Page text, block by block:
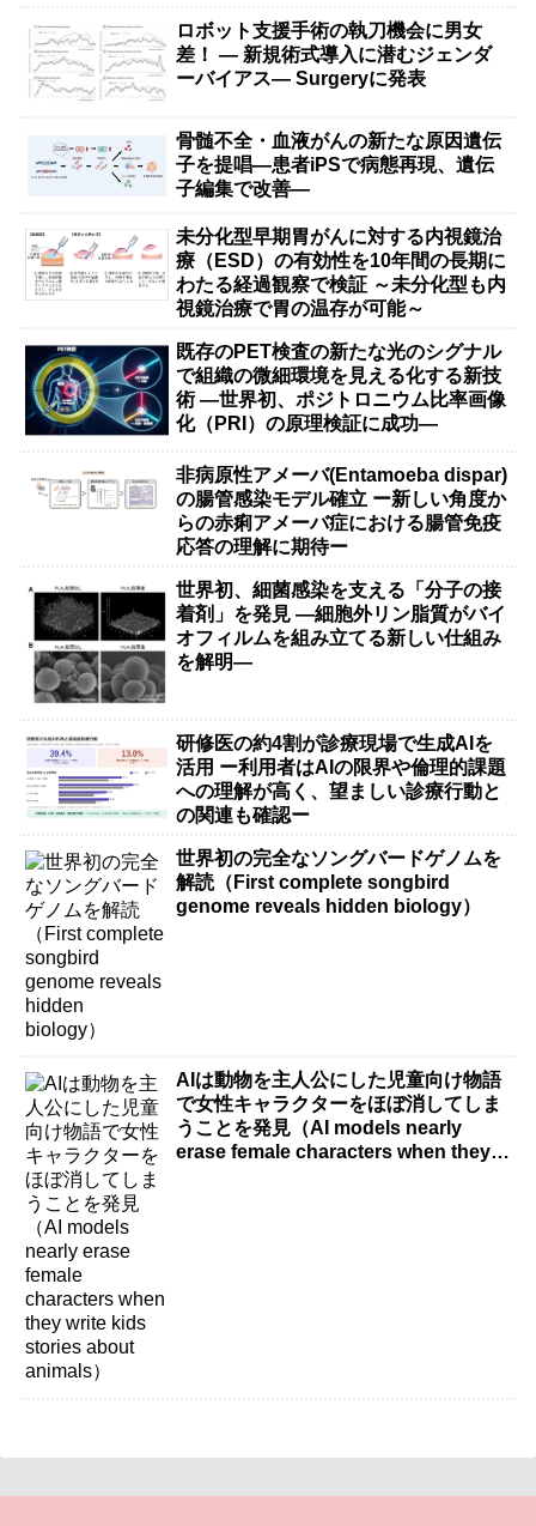
ロボット支援手術の執刀機会に男女
差！ — 新規術式導入に潜むジェンダ
ーバイアス— Surgeryに発表
骨髄不全・血液がんの新たな原因遺伝
子を提唱―患者iPSで病態再現、遺伝
子編集で改善―
未分化型早期胃がんに対する内視鏡治
療（ESD）の有効性を10年間の長期に
わたる経過観察で検証 ～未分化型も内
視鏡治療で胃の温存が可能～
既存のPET検査の新たな光のシグナル
で組織の微細環境を見える化する新技
術 ―世界初、ポジトロニウム比率画像
化（PRI）の原理検証に成功―
非病原性アメーバ(Entamoeba dispar)
の腸管感染モデル確立 ー新しい角度か
らの赤痢アメーバ症における腸管免疫
応答の理解に期待ー
世界初、細菌感染を支える「分子の接
着剤」を発見 ―細胞外リン脂質がバイ
オフィルムを組み立てる新しい仕組み
を解明―
研修医の約4割が診療現場で生成AIを
活用 ー利用者はAIの限界や倫理的課題
への理解が高く、望ましい診療行動と
の関連も確認ー
世界初の完全なソングバードゲノムを
解読（First complete songbird
genome reveals hidden biology）
AIは動物を主人公にした児童向け物語
で女性キャラクターをほぼ消してしま
うことを発見（AI models nearly
erase female characters when they